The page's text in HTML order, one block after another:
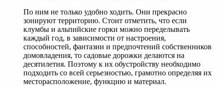
По ним не только удобно ходить. Они прекрасно
зонируют территорию. Стоит отметить, что если
клумбы и альпийские горки можно переделывать
каждый год, в зависимости от настроения,
способностей, фантазии и предпочтений собственников
домовладения, то садовые дорожки делаются на
десятилетия. Поэтому к их обустройству необходимо
подходить со всей серьезностью, грамотно определяя их
месторасположение, функцию и материал.